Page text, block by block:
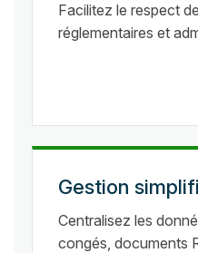
Facilitez le respect
réglementaires et
Gestion
Centralisez les
congés, documents